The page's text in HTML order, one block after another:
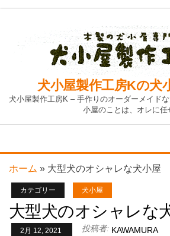
content
犬小屋製作工房Kの犬
犬小屋製作工房K – 手作りのオーダーメイド
小屋のことは、オレに任
ホーム » 大型犬のオシャレな犬小屋
カテゴリー 犬小屋
大型犬のオシャレな
2月 12, 2021 投稿者: KAWAMURA